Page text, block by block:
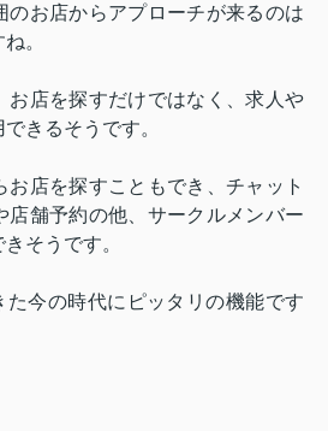
のお店からアプローチが来るのは
。
お店を探すだけではなく、求人や
きるそうです。
お店を探すこともでき、チャット
店舗予約の他、サークルメンバー
そうです。
た今の時代にピッタリの機能です